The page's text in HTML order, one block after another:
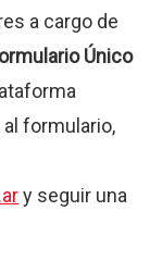
a cargo de
Único
al formulario,
y seguir una